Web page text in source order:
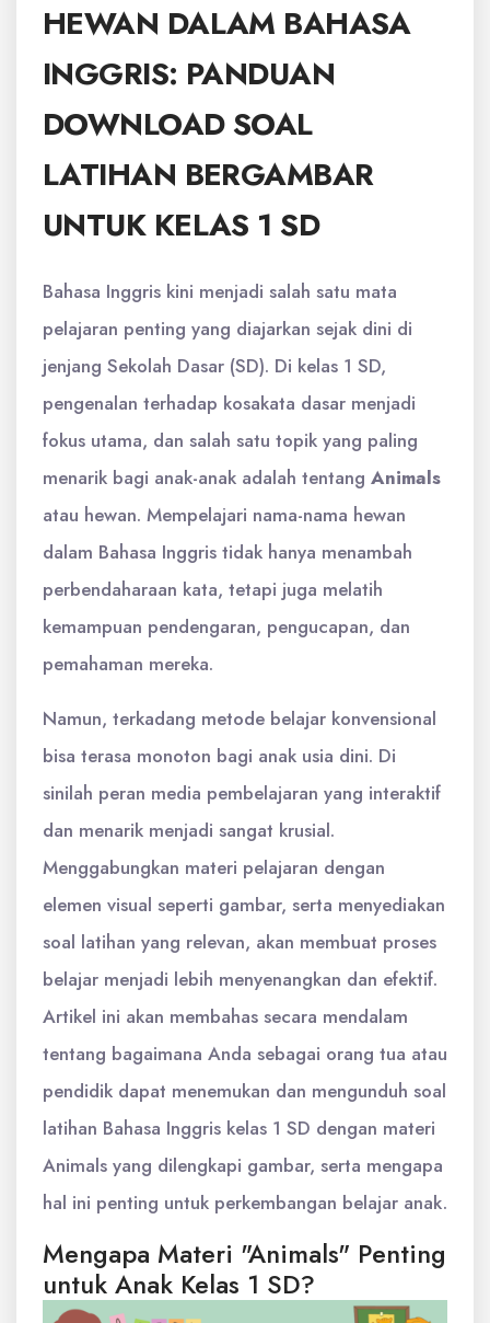
HEWAN DALAM BAHASA
INGGRIS: PANDUAN
DOWNLOAD SOAL
LATIHAN BERGAMBAR
UNTUK KELAS 1 SD
Bahasa Inggris kini menjadi salah satu mata
pelajaran penting yang diajarkan sejak dini di
jenjang Sekolah Dasar (SD). Di kelas 1 SD,
pengenalan terhadap kosakata dasar menjadi
fokus utama, dan salah satu topik yang paling
menarik bagi anak-anak adalah tentang Animals
atau hewan. Mempelajari nama-nama hewan
dalam Bahasa Inggris tidak hanya menambah
perbendaharaan kata, tetapi juga melatih
kemampuan pendengaran, pengucapan, dan
pemahaman mereka.
Namun, terkadang metode belajar konvensional
bisa terasa monoton bagi anak usia dini. Di
sinilah peran media pembelajaran yang interaktif
dan menarik menjadi sangat krusial.
Menggabungkan materi pelajaran dengan
elemen visual seperti gambar, serta menyediakan
soal latihan yang relevan, akan membuat proses
belajar menjadi lebih menyenangkan dan efektif.
Artikel ini akan membahas secara mendalam
tentang bagaimana Anda sebagai orang tua atau
pendidik dapat menemukan dan mengunduh soal
latihan Bahasa Inggris kelas 1 SD dengan materi
Animals yang dilengkapi gambar, serta mengapa
hal ini penting untuk perkembangan belajar anak.
Mengapa Materi "Animals" Penting
untuk Anak Kelas 1 SD?